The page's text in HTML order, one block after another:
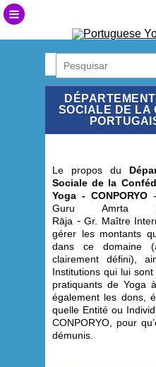
SOCIALE DE LA
Le propos du
Sociale de la
Yoga - CONPORYO
Guru Amrta
Rāja -Gr. Maître
gérer les montants
dans ce domaine
clairement défini),
Institutions qui lui
pratiquants de Yoga
également les dons,
quelle Entité ou
CONPORYO, pour
démunis.